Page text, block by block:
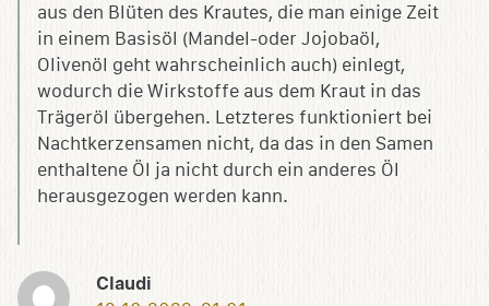
aus den Blüten des Krautes, die man einige Zeit
in einem Basisöl (Mandel-oder Jojobaöl,
Olivenöl geht wahrscheinlich auch) einlegt,
wodurch die Wirkstoffe aus dem Kraut in das
Trägeröl übergehen. Letzteres funktioniert bei
Nachtkerzensamen nicht, da das in den Samen
enthaltene Öl ja nicht durch ein anderes Öl
herausgezogen werden kann.
Claudi